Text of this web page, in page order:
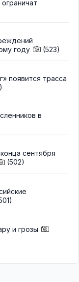
году
(523)
появится трасса
в
сентября
(502)
и грозы